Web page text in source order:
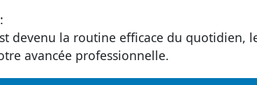
devenu la routine efficace du quotidien,
avancée professionnelle.